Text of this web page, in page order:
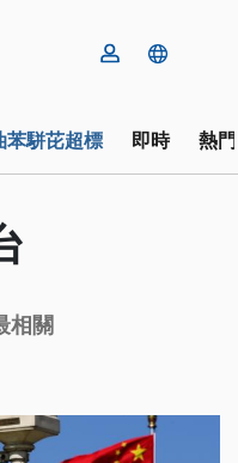
苯駢芘超標 即時 熱
相關